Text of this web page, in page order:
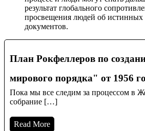
результат глобального
просвещения людей об истинных
документов.
План Рокфеллеров по
мирового порядка" от 1956
Пока мы все следим за процессом в
собрание […]
Read More